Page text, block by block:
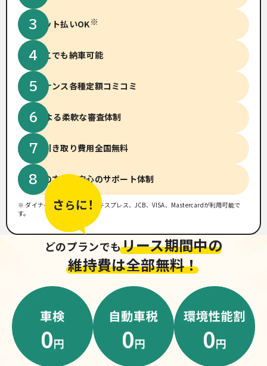
クレジット払いOK※
全国どこでも納車可能
メンテナンス各種定額コミコミ
14社による柔軟な審査体制
廃車、引き取り費用全国無料
初めての方でも安心のサポート体制
※ ダイナース、アメリカンエキスプレス、JCB、VISA、Mastercardが利用可能で
す。
どのプランでもリース期間中の
維持費は全部無料！